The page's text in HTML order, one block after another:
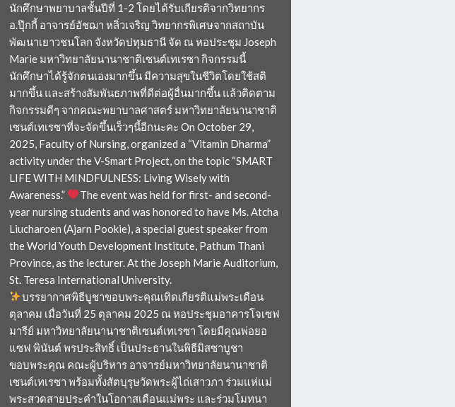
นักศึกษาพยาบาลชั้นปีที่ 1-2 โดยได้รับเกียรติจากวิทยากร
อ.ปุ๊กกี้ อาจารย์อัชฌา หลิ่วเจริญ วิทยากรพิเศษจากสถาบัน
พัฒนาเยาวชนโลก จังหวัดปทุมธานี จัด ณ หอประชุม Joseph
Marie มหาวิทยาลัยนานาชาติเซนต์เทเรซา กิจกรรมนี้
นักศึกษาได้รู้จักตนเองมากขึ้น มีความสุขในชีวิตโดยใช้สติ
มากขึ้น และสร้างสัมพันธภาพที่ดีต่อผู้อื่นมากขึ้น แล้วติดตาม
กิจกรรมดีๆ จากคณะพยาบาลศาสตร์ มหาวิทยาลัยนานาชาติ
เซนต์เทเรซาที่จะจัดขึ้นเร็วๆนี้อีกนะคะ On October 29,
2025, Faculty of Nursing, organized a “Vitamin Dharma”
activity under the V-Smart Project, on the topic “SMART
LIFE WITH MINDFULNESS: Living Wisely with
Awareness.”
The event was held for first- and second-
year nursing students and was honored to have Ms. Atcha
Liucharoen (Ajarn Pookie), a special guest speaker from
the World Youth Development Institute, Pathum Thani
Province, as the lecturer. At the Joseph Marie Auditorium,
St. Teresa International University.
บรรยากาศพิธีบูชาขอบพระคุณเทิดเกียรติแม่พระเดือน
ตุลาคม เมื่อวันที่ 25 ตุลาคม 2025 ณ หอประชุมอาคารโจเซฟ
มารีย์ มหาวิทยาลัยนานาชาติเซนต์เทเรซา โดยมีคุณพ่อยอ
แซฟ พินันต์ พรประสิทธิ์ เป็นประธานในพิธีมิสซาบูชา
ขอบพระคุณ คณะผู้บริหาร อาจารย์มหาวิทยาลัยนานาชาติ
เซนต์เทเรซา พร้อมทั้งสัตบุรุษวัดพระผู้ไถ่เสาวภา ร่วมแห่แม่
พระสวดสายประคำในโอกาสเดือนแม่พระ และร่วมโมทนา